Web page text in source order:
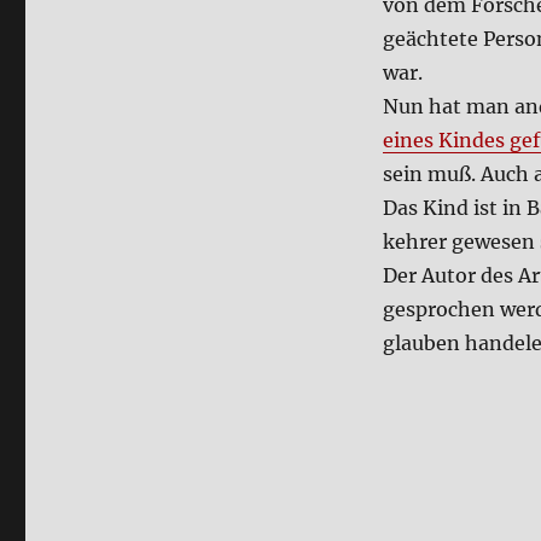
von dem
geäch­te­te
war.
Nun hat man
eines Kin­des
sein muß. Auch
Das Kind ist in
keh­rer gewe­sen
Der Autor des
gespro­chen
glau­ben